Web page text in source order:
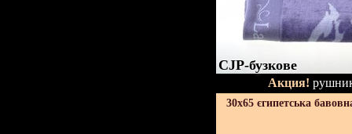
CJP-бузкове
Акция!
30х65 єгипетська